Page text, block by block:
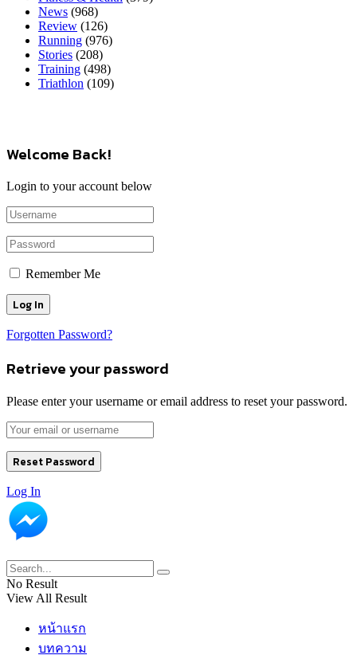
News (968)
Review (126)
Running (976)
Stories (208)
Training (498)
Triathlon (109)
Welcome Back!
Login to your account below
Remember Me
Forgotten Password?
Retrieve your password
Please enter your username or email address to reset your password.
Log In
No Result
View All Result
หน้าแรก
บทความ